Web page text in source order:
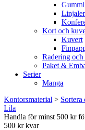
Kort och
Kuvert
Radering
Paket &
Serier
Manga
Kontorsmaterial > Sortera
Lila
Handla för minst 500 kr
500 kr kvar